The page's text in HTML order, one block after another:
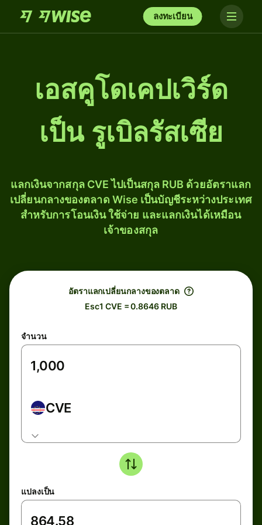
ลงทะเบียน
เอสคูโดเคปเวิร์ด
เป็น รูเบิลรัสเซีย
แลกเงินจากสกุล CVE ไปเป็นสกุล RUB ด้วยอัตราแลก
เปลี่ยนกลางของตลาด Wise เป็นบัญชีระหว่างประเทศ
สำหรับการโอนเงิน ใช้จ่าย และแลกเงินได้เหมือน
เจ้าของสกุล
อัตราแลกเปลี่ยนกลางของตลาด
Esc1 CVE = 0.8646 RUB
จำนวน
CVE
แปลงเป็น